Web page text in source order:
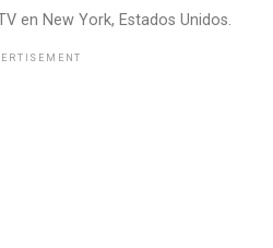
en New York, Estados Unidos.